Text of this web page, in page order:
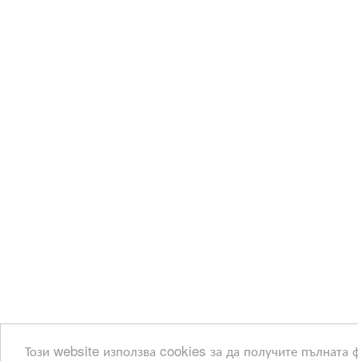
Този website използва cookies за да получите